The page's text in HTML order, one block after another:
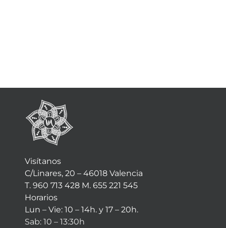
Visítanos
C/Linares, 20 – 46018 Valencia
T. 960 713 428 M. 655 221 545
Horarios
Lun – Vie: 10 – 14h. y 17 – 20h.
Sab: 10 – 13:30h